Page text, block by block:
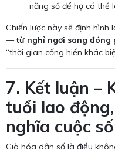
năng số để họ có thể
Chiến lược này sẽ định hình
—từ nghỉ ngơi sang đóng
“thời gian cống hiến khác
7. Kết luận –
tuổi lao
nghĩa cuộc
Già hóa dân số là điều